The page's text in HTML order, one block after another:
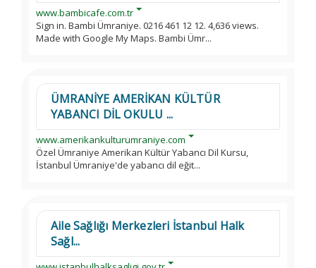
www.bambicafe.com.tr
Sign in. Bambi Ümraniye. 0216 461 12 12. 4,636 views.
Made with Google My Maps. Bambi Ümr...
ÜMRANİYE AMERİKAN KÜLTÜR
YABANCI DİL OKULU ...
www.amerikankulturumraniye.com
Özel Ümraniye Amerikan Kültür Yabancı Dil Kursu,
İstanbul Ümraniye'de yabancı dil eğit...
Aile Sağlığı Merkezleri İstanbul Halk
Sağl...